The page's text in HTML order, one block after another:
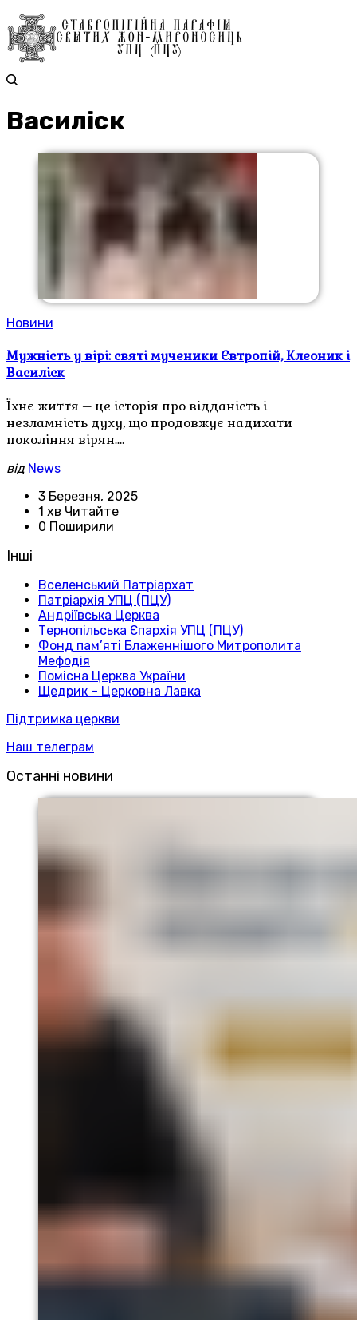
Василіск
Новини
Мужність у вірі: святі мученики Євтропій, Клеоник і
Василіск
Їхнє життя – це історія про відданість і
незламність духу, що продовжує надихати
покоління вірян.…
від News
3 Березня, 2025
1 хв Читайте
0 Поширили
Інші
Вселенський Патріархат
Патріархія УПЦ (ПЦУ)
Андріївська Церква
Тернопільська Єпархія УПЦ (ПЦУ)
Фонд пам’яті Блаженнішого Митрополита
Мефодія
Помісна Церква України
Щедрик – Церковна Лавка
Підтримка церкви
Наш телеграм
Останні новини